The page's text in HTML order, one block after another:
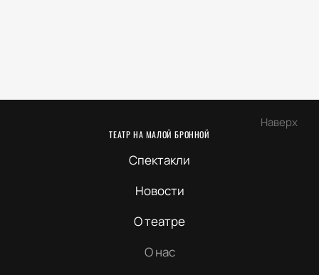
Наверх
ТЕАТР НА МАЛОЙ БРОННОЙ
Спектакли
Новости
О театре
О нас